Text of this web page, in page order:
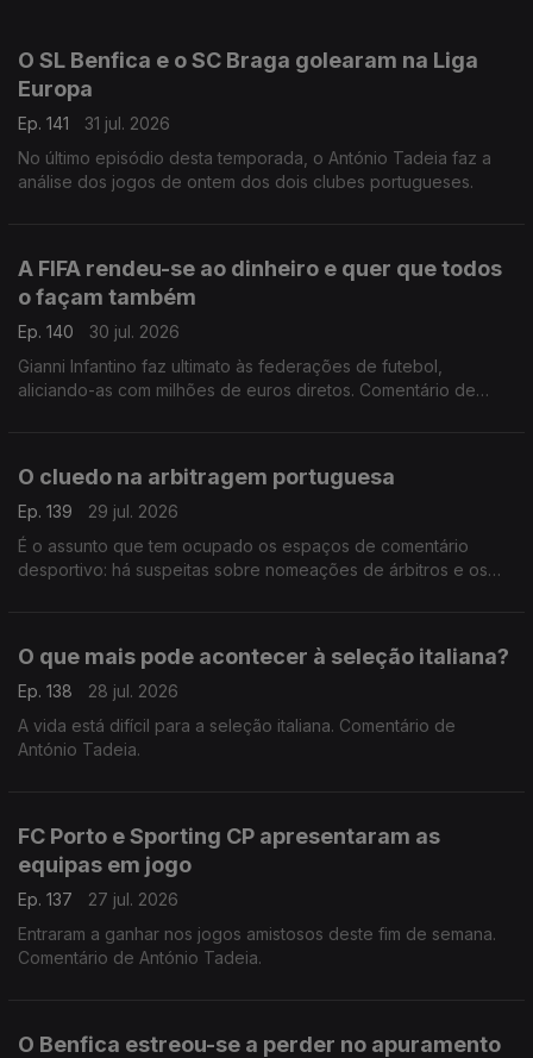
O SL Benfica e o SC Braga golearam na Liga
Europa
Ep. 141
31 jul. 2026
No último episódio desta temporada, o António Tadeia faz a
análise dos jogos de ontem dos dois clubes portugueses.
A FIFA rendeu-se ao dinheiro e quer que todos
o façam também
Ep. 140
30 jul. 2026
Gianni Infantino faz ultimato às federações de futebol,
aliciando-as com milhões de euros diretos. Comentário de
O cluedo na arbitragem portuguesa
Ep. 139
29 jul. 2026
É o assunto que tem ocupado os espaços de comentário
desportivo: há suspeitas sobre nomeações de árbitros e os
O que mais pode acontecer à seleção italiana?
Ep. 138
28 jul. 2026
A vida está difícil para a seleção italiana. Comentário de
António Tadeia.
FC Porto e Sporting CP apresentaram as
equipas em jogo
Ep. 137
27 jul. 2026
Entraram a ganhar nos jogos amistosos deste fim de semana.
Comentário de António Tadeia.
O Benfica estreou-se a perder no apuramento